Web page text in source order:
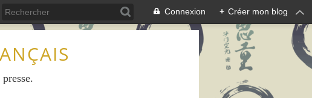
Connexion + Créer mon blog